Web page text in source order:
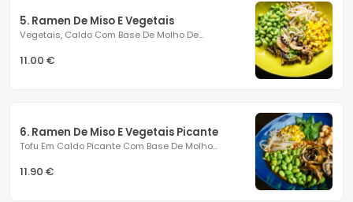
5. Ramen De Miso E Vegetais
Vegetais, Caldo Com Base De Molho De...
11.00 €
6. Ramen De Miso E Vegetais Picante
Tofu Em Caldo Picante Com Base De Molho...
11.90 €